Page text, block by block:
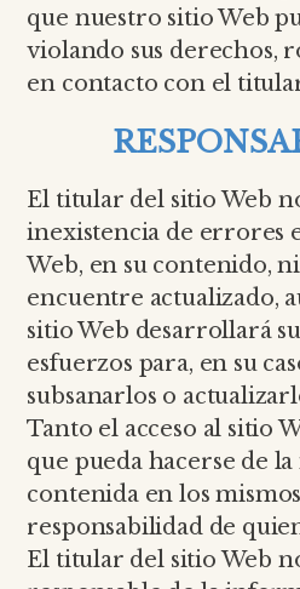
que nuestro sitio Web
violando sus derechos,
en contacto con el
El titular del sitio Web
inexistencia de errores
Web, en su contenido,
encuentre actualizado,
sitio Web desarrollará
esfuerzos para, en su
subsanarlos o
Tanto el acceso al sitio
que pueda hacerse de
contenida en los
responsabilidad de
El titular del sitio Web